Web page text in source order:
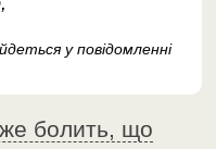
у повідомленні
болить, що